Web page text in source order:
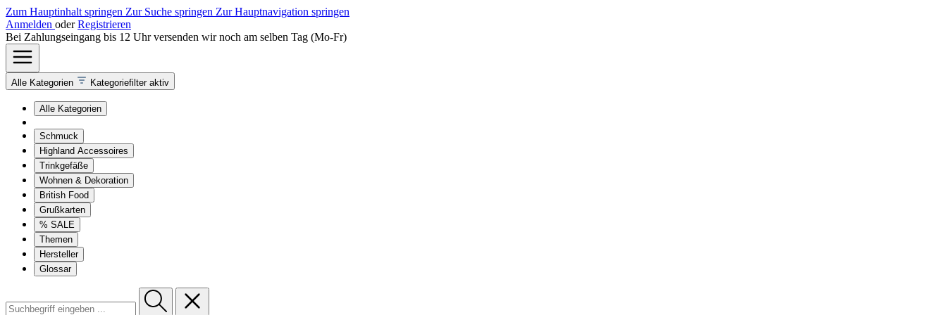
Zum Hauptinhalt springen Zur Suche springen Zur Hauptnavigation springen
Anmelden oder Registrieren
Bei Zahlungseingang bis 12 Uhr versenden wir noch am selben Tag (Mo-Fr)
Alle Kategorien Kategoriefilter aktiv
Alle Kategorien
Schmuck
Highland Accessoires
Trinkgefäße
Wohnen & Dekoration
British Food
Grußkarten
% SALE
Themen
Hersteller
Glossar